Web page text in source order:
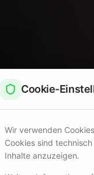
Cookie-
Wir verwenden
Cookies sind
Inhalte anzuzeigen.